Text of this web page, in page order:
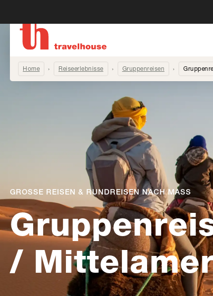
Home Reiseerlebnisse Gruppenreisen
/
GROSSE REISEN & RUNDREISEN NACH MASS